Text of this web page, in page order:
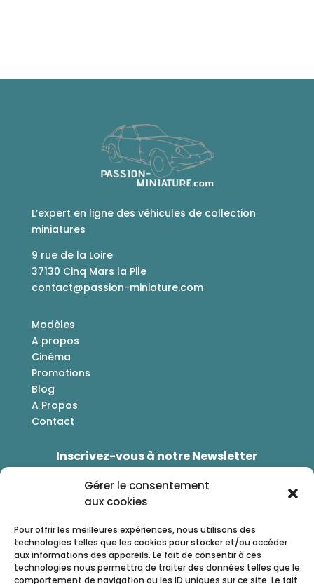
Gérer le consentement
aux cookies
Pour offrir les meilleures expériences, nous utilisons des
technologies telles que les cookies pour stocker et/ou accéder
aux informations des appareils. Le fait de consentir à ces
technologies nous permettra de traiter des données telles que le
comportement de navigation ou les ID uniques sur ce site. Le fait
L’expert en ligne des véhicules de collection
miniatures
9 rue de la Loire
37130 Cinq Mars la Pile
contact@passion-miniature.com
Modèles
A propos
Cinéma
Promotions
Blog
A Propos
Contact
Inscrivez-vous à notre Newsletter
prochaines commande